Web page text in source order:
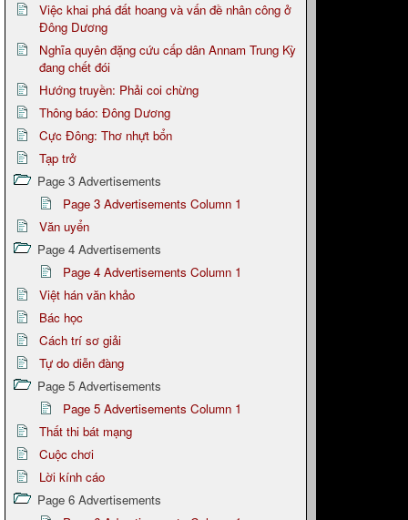
Việc khai phá đất hoang và vấn đề nhân công ở
Đông Dương
Nghĩa quyên đặng cứu cấp dân Annam Trung Kỳ
đang chết đói
Hướng truyền: Phải coi chừng
Thông báo: Đông Dương
Cực Đông: Thơ nhựt bổn
Tạp trở
Page 3 Advertisements
Page 3 Advertisements Column 1
Văn uyển
Page 4 Advertisements
Page 4 Advertisements Column 1
Việt hán văn khảo
Bác học
Cách trí sơ giải
Tự do diễn đàng
Page 5 Advertisements
Page 5 Advertisements Column 1
Thất thi bát mạng
Cuộc chơi
Lời kính cáo
Page 6 Advertisements